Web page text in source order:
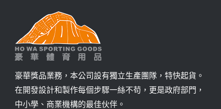
豪華獎品業務，本公司設有獨立生產團隊，特快起貨。
在開發設計和製作每個步驟一絲不苟，更是政府部門，
中小學、商業機構的最佳伙伴。